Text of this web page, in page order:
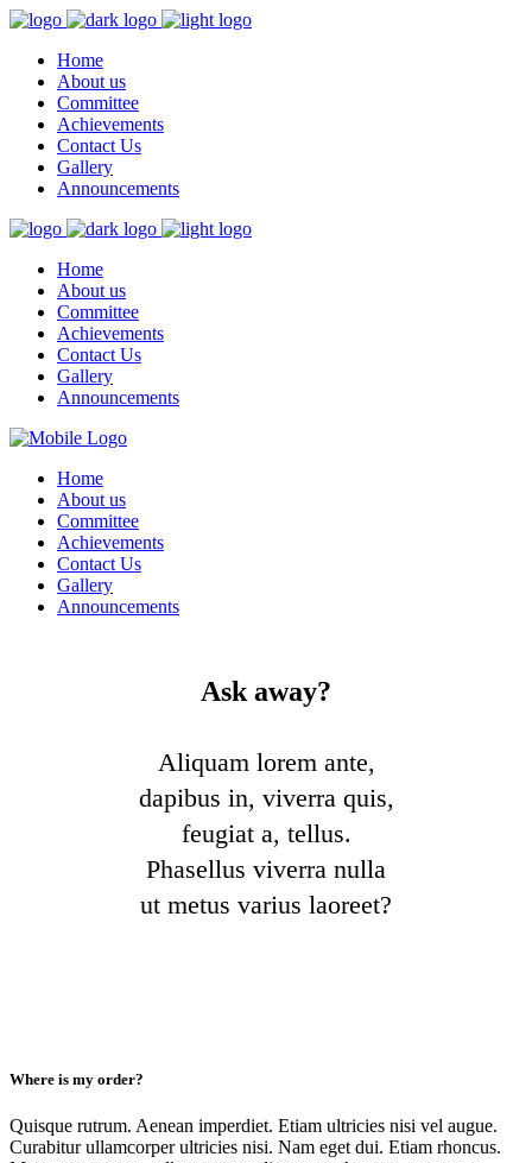
Home
About us
Committee
Achievements
Contact Us
Gallery
Announcements
Home
About us
Committee
Achievements
Contact Us
Gallery
Announcements
Home
About us
Committee
Achievements
Contact Us
Gallery
Announcements
Ask away?
Aliquam lorem ante,
dapibus in, viverra quis,
feugiat a, tellus.
Phasellus viverra nulla
ut metus varius laoreet?
Where is my order?
Quisque rutrum. Aenean imperdiet. Etiam ultricies nisi vel augue.
Curabitur ullamcorper ultricies nisi. Nam eget dui. Etiam rhoncus.